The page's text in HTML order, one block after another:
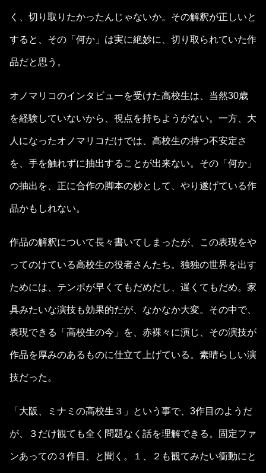
く、切り取りたかったんじゃないか。その解釈が正しいと
すると、その「何か」は実に絶妙に、切り取られていた作
品だと思う。
オノマリコのインタビューを受けた高校生は、当然30歳
を経験していないから、視点を持ちようがない。一方、大
人になったオノマリコだけでは、高校生の持つ不安定さ
を、手を触れずに抽出することが出来ない。その「何か」
の抽出を、正に合作の脚本の妙として、やり遂げている作
品かもしれない。
作品の解釈について長々書いてしまったが、この表現をや
ってのけている高校生の役者さんたち。独独の世界を出す
ためには、テンポが早くてもだめだし、遅くてもだめ。家
具みたいな演技も効果的だが、なかなか大変。その中で、
表現できる「高校生の今」を、赤裸々に演じ、その演技が
作品を厚みのあるものに仕立て上げている。素晴らしい演
技だった。
「大阪、ミナミの高校生３」という事で、3作目のようだ
が、３だけ観ても全く問題なく話を理解できる。固定ファ
ンあっての３作目、と聞く。１、２も観てみたい衝動にと